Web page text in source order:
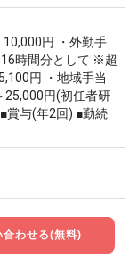
円 ・外勤手
時間分として ※超
円 ・地域手当
25,000円(初任者研
賞与(年2回) ■勤続
合わせる(無料)